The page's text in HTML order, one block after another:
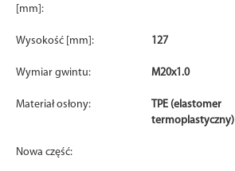
[mm]:
Wysokość [mm]: 127
Wymiar gwintu: M20x1.0
Materiał osłony:
TPE (elastomer
termoplastyczny)
Nowa część: